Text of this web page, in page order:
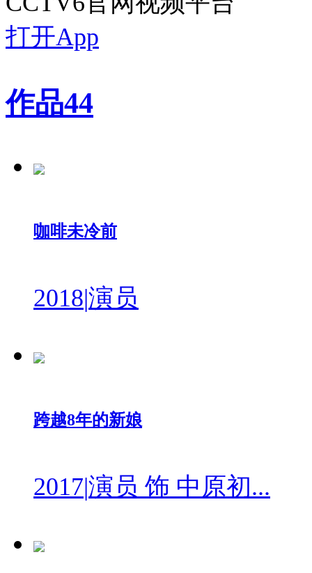
打开App
作品44
咖啡未冷前
2018|演员
跨越8年的新娘
2017|演员 饰 中原初...